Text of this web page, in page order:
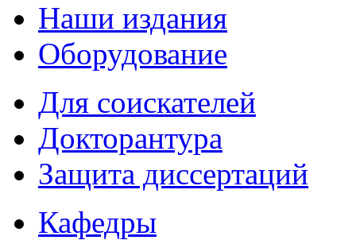
Наши издания
Оборудование
Для соискателей
Докторантура
Защита диссертаций
Кафедры